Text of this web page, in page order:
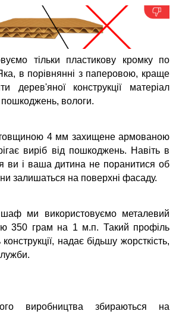
тільки пластикову кромку по
в порівнянні з паперовою, краще
дерев'яної конструкції матеріал
пошкоджень, вологи.
4 мм захищене армованою
виріб від пошкоджень. Навіть в
ви і ваша дитина не поранитися об
залишаться на поверхні фасаду.
шаф ми використовуємо металевий
350 грам на 1 м.п. Такий профіль
конструкції, надає бідьшу жорсткість,
виробництва збираються на